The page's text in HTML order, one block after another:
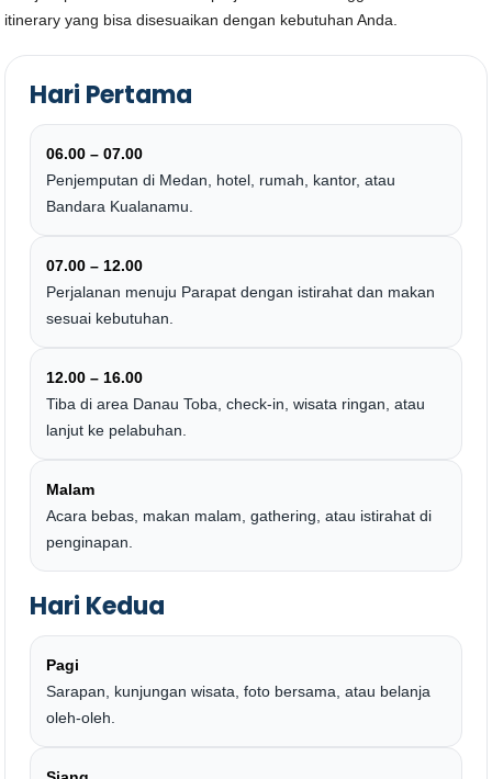
itinerary yang bisa disesuaikan dengan kebutuhan Anda.
Hari Pertama
06.00 – 07.00
Penjemputan di Medan, hotel, rumah, kantor, atau
Bandara Kualanamu.
07.00 – 12.00
Perjalanan menuju Parapat dengan istirahat dan makan
sesuai kebutuhan.
12.00 – 16.00
Tiba di area Danau Toba, check-in, wisata ringan, atau
lanjut ke pelabuhan.
Malam
Acara bebas, makan malam, gathering, atau istirahat di
penginapan.
Hari Kedua
Pagi
Sarapan, kunjungan wisata, foto bersama, atau belanja
oleh-oleh.